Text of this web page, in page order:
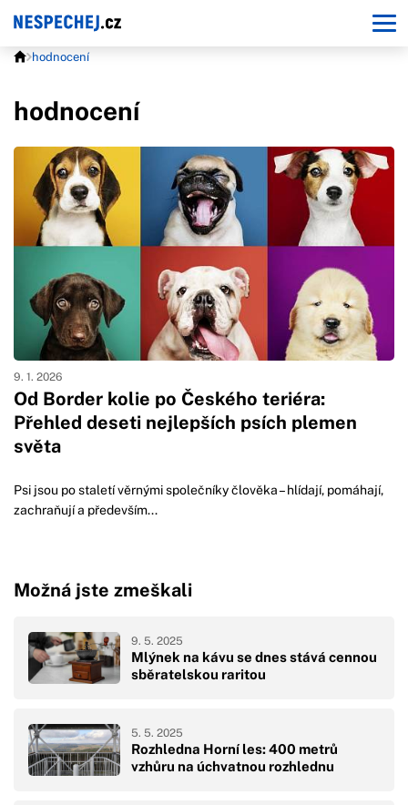
hodnocení
hodnocení
Od Border kolie po Českého teriéra:
Přehled deseti nejlepších psích plemen
světa
9. 1. 2026
Psi jsou po staletí věrnými společníky člověka – hlídají, pomáhají,
zachraňují a především...
Možná jste zmeškali
Mlýnek na kávu se dnes stává cennou
sběratelskou raritou
9. 5. 2025
Rozhledna Horní les: 400 metrů
vzhůru na úchvatnou rozhlednu
5. 5. 2025